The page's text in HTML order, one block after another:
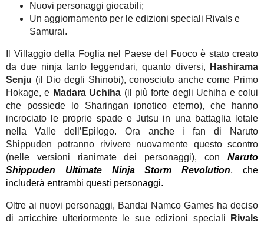
Nuovi personaggi giocabili;
Un aggiornamento per le edizioni speciali Rivals e
Samurai.
Il Villaggio della Foglia nel Paese del Fuoco è stato creato
da due ninja tanto leggendari, quanto diversi,
Hashirama
Senju (il Dio degli Shinobi), conosciuto anche come Primo
Hokage, e Madara Uchiha (il più forte degli Uchiha e colui
che possiede lo Sharingan ipnotico eterno), che hanno
incrociato le proprie spade e Jutsu in una battaglia letale
nella Valle dell’Epilogo. Ora anche i fan di Naruto
Shippuden potranno rivivere nuovamente questo scontro
(nelle versioni rianimate dei personaggi), con Naruto
Shippuden Ultimate Ninja Storm Revolution, che
includerà entrambi questi personaggi.
Oltre ai nuovi personaggi, Bandai Namco Games ha deciso
di arricchire ulteriormente le sue edizioni speciali
Rivals